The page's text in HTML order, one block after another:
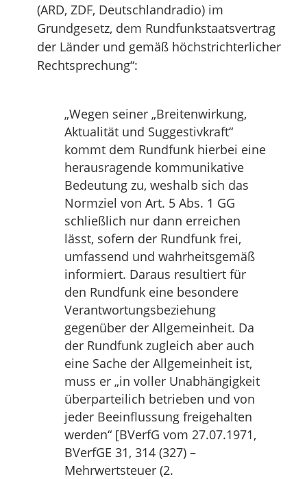
(ARD, ZDF, Deutschlandradio) im
Grundgesetz, dem Rundfunkstaatsvertrag
der Länder und gemäß höchstrichterlicher
Rechtsprechung“:
„Wegen seiner „Breitenwirkung,
Aktualität und Suggestivkraft“
kommt dem Rundfunk hierbei eine
herausragende kommunikative
Bedeutung zu, weshalb sich das
Normziel von Art. 5 Abs. 1 GG
schließlich nur dann erreichen
lässt, sofern der Rundfunk frei,
umfassend und wahrheitsgemäß
informiert. Daraus resultiert für
den Rundfunk eine besondere
Verantwortungsbeziehung
gegenüber der Allgemeinheit. Da
der Rundfunk zugleich aber auch
eine Sache der Allgemeinheit ist,
muss er „in voller Unabhängigkeit
überparteilich betrieben und von
jeder Beeinflussung freigehalten
werden“ [BVerfG vom 27.07.1971,
BVerfGE 31, 314 (327) –
Mehrwertsteuer (2.